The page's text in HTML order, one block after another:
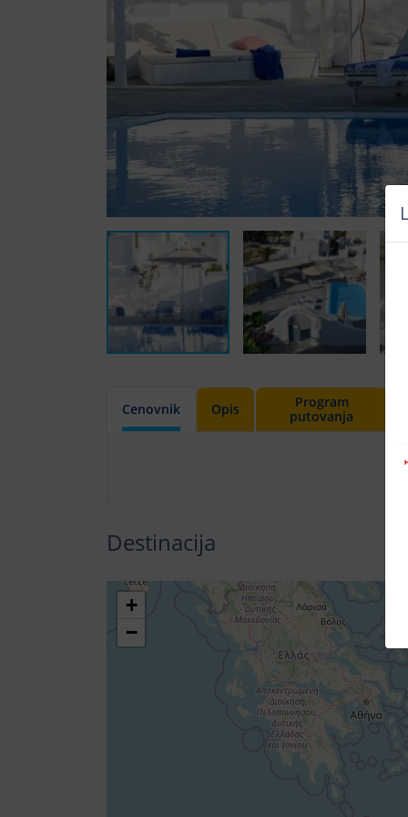
Opis
Cenovnik
Program
putovanja
Destinacija
+
−